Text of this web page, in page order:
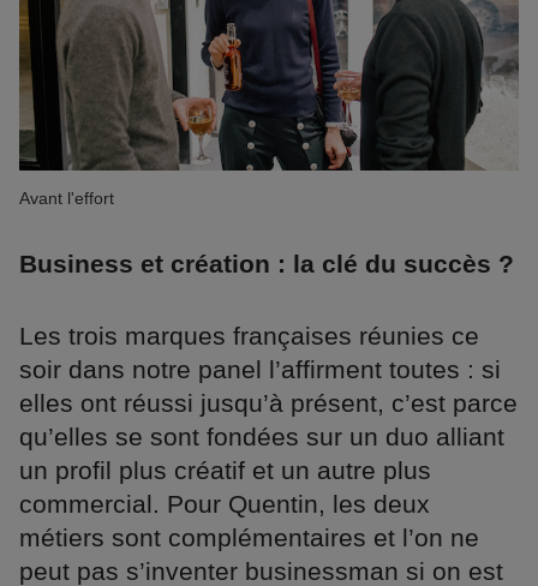
Avant l'effort
Business et création : la clé du succès ?
Les trois marques françaises réunies ce
soir dans notre panel l’affirment toutes : si
elles ont réussi jusqu’à présent, c’est parce
qu’elles se sont fondées sur un duo alliant
un profil plus créatif et un autre plus
commercial. Pour Quentin, les deux
métiers sont complémentaires et l’on ne
peut pas s’inventer businessman si on est